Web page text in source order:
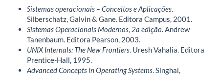
Sistemas operacionais – Conceitos e Aplicações.
Silberschatz, Galvin & Gane. Editora Campus, 2001.
Sistemas Operacionais Modernos, 2a edição. Andrew
Tanenbaum. Editora Pearson, 2003.
UNIX Internals: The New Frontiers. Uresh Vahalia. Editora
Prentice-Hall, 1995.
Advanced Concepts in Operating Systems. Singhal,